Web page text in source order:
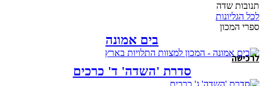
תנובות שדה
לכל הגליונות
ספרי המכון
בים אמונה
לרכישה
סדרת 'השדה' ד' כרכים